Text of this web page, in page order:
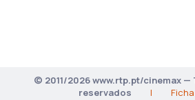
© 2011/2026 www.rtp.pt/cinemax
reservados
|